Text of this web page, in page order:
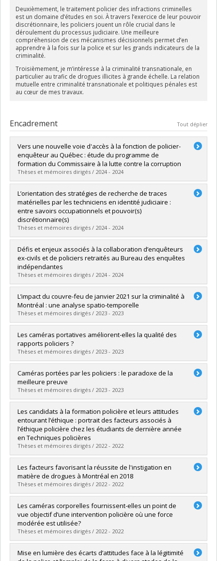
Deuxièmement, le traitement policier des infractions criminelles
est un domaine d’études en soi. À travers l’exercice de leur pouvoir
discrétionnaire, les policiers jouent un rôle crucial dans le
déroulement du processus judiciaire. Une meilleure
compréhension de ces mécanismes décisionnels permet d’en
apprendre à la fois sur la police et sur les grands indicateurs de la
criminalité.
Troisièmement, je m’intéresse à la criminalité transnationale, en
particulier au trafic de drogues illicites à grande échelle. La relation
mutuelle entre criminalité transnationale et politiques pénales est
au cœur de mes travaux.
Encadrement Tout déplier
Vers une nouvelle voie d'accès à la fonction de policier-
enquêteur au Québec : étude du programme de
formation du Commissaire à la lutte contre la corruption
Thèses et mémoires dirigés / 2024 - 2024
Diplômé(e) :Langlois, Mavrick
Cycle :Maîtrise
Diplôme obtenu :M. Sc.
Lien vers le document dans Papyrus
L’orientation des stratégies de recherche de traces
matérielles par les techniciens en identité judiciaire :
entre savoirs occupationnels et pouvoir(s)
discrétionnaire(s)
Thèses et mémoires dirigés / 2024 - 2024
Diplômé(e) :Mousseau, Vincent
Cycle :Doctorat
Diplôme obtenu :
Lien vers le document dans Papyrus
Défis et enjeux associés à la collaboration d’enquêteurs
ex-civils et de policiers retraités au Bureau des enquêtes
indépendantes
Thèses et mémoires dirigés / 2024 - 2024
Diplômé(e) :Beauregard-Caplette, Joanie
Cycle :Maîtrise
Diplôme obtenu :M. Sc.
Lien vers le document dans Papyrus
L’impact du couvre-feu de janvier 2021 sur la criminalité à
Montréal : une analyse spatio-temporelle
Thèses et mémoires dirigés / 2023 - 2023
Diplômé(e) : Ostiguy, Rebecca
Cycle :Maîtrise
Diplôme obtenu :M. Sc.
Lien vers le document dans Papyrus
Les caméras portatives améliorent-elles la qualité des
rapports policiers ?
Thèses et mémoires dirigés / 2023 - 2023
Diplômé(e) :Nadon, Charlotte
Cycle :Maîtrise
Diplôme obtenu :M. Sc.
Lien vers le document dans Papyrus
Caméras portées par les policiers : le paradoxe de la
meilleure preuve
Thèses et mémoires dirigés / 2023 - 2023
Diplômé(e) :Poirier, Brigitte
Cycle :Doctorat
Diplôme obtenu :Ph. D.
Lien vers le document dans Papyrus
Les candidats à la formation policière et leurs attitudes
entourant l’éthique : portrait des facteurs associés à
l’éthique policière chez les étudiants de dernière année
en Techniques policières
Thèses et mémoires dirigés / 2022 - 2022
Diplômé(e) :Pineault, Justine
Cycle :Maîtrise
Diplôme obtenu :M. Sc.
Lien vers le document dans Papyrus
Les facteurs favorisant la réussite de l'instigation en
matière de drogues à Montréal en 2018
Thèses et mémoires dirigés / 2022 - 2022
Diplômé(e) : Robitaille, Maurice Jr
Cycle :Maîtrise
Diplôme obtenu :M. Sc.
Lien vers le document dans Papyrus
Les caméras corporelles fournissent-elles un point de
vue objectif d’une intervention policière où une force
modérée est utilisée?
Thèses et mémoires dirigés / 2022 - 2022
Diplômé(e) :Bernier, Danika
Mise en lumière des écarts d’attitudes face à la légitimité